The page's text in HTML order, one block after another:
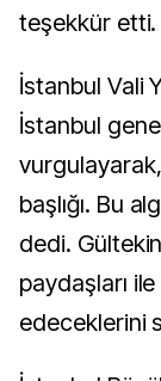
teşekkür etti.
İstanbul Vali
İstanbul
başlığı. Bu
dedi.
paydaşları
edeceklerini